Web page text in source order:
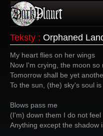
Wydarzenia
Galeria
Forum
Więcej
Teksty : Orphaned
My heart flies on her wings
Now I'm crying, the moon so
Tomorrow shall be yet
To the sun, (the) sky's soul is
Blows pass me
(I'm) down them I do not feel
Anything except the shadow